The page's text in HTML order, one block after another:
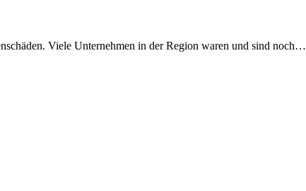
Viele Unternehmen in der Region waren und sind noch…